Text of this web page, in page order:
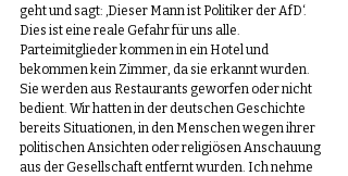
geht und sagt: ‚Dieser Mann ist Politiker der AfD‘.
Dies ist eine reale Gefahr für uns alle.
Parteimitglieder kommen in ein Hotel und
bekommen kein Zimmer, da sie erkannt wurden.
Sie werden aus Restaurants geworfen oder nicht
bedient. Wir hatten in der deutschen Geschichte
bereits Situationen, in den Menschen wegen ihrer
politischen Ansichten oder religiösen Anschauung
aus der Gesellschaft entfernt wurden. Ich nehme